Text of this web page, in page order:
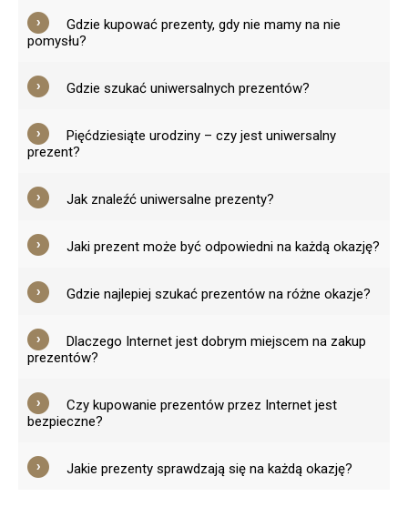
Gdzie kupować prezenty, gdy nie mamy na nie
pomysłu?
Gdzie szukać uniwersalnych prezentów?
Pięćdziesiąte urodziny – czy jest uniwersalny
prezent?
Jak znaleźć uniwersalne prezenty?
Jaki prezent może być odpowiedni na każdą okazję?
Gdzie najlepiej szukać prezentów na różne okazje?
Dlaczego Internet jest dobrym miejscem na zakup
prezentów?
Czy kupowanie prezentów przez Internet jest
bezpieczne?
Jakie prezenty sprawdzają się na każdą okazję?